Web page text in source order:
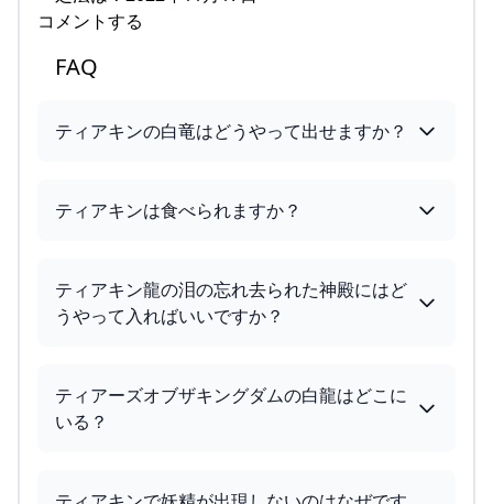
コメントする
FAQ
ティアキンの白竜はどうやって出せますか？
ティアキンは食べられますか？
ティアキン龍の泪の忘れ去られた神殿にはど
うやって入ればいいですか？
ティアーズオブザキングダムの白龍はどこに
いる？